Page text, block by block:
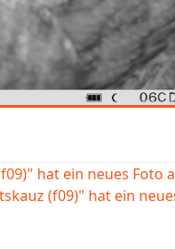
hat ein neues Foto
(f09)" hat ein